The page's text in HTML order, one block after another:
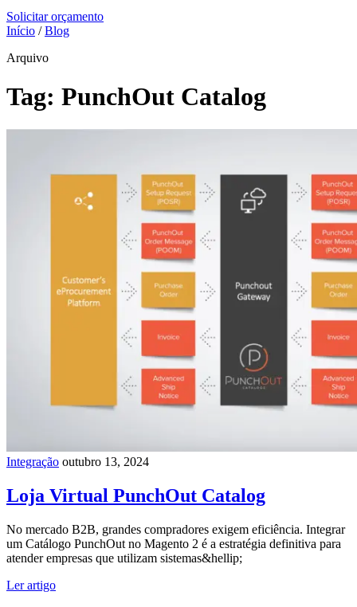
Solicitar orçamento
Início / Blog
Arquivo
Tag: PunchOut Catalog
Integração outubro 13, 2024
Loja Virtual PunchOut Catalog
No mercado B2B, grandes compradores exigem eficiência. Integrar
um Catálogo PunchOut no Magento 2 é a estratégia definitiva para
atender empresas que utilizam sistemas&hellip;
Ler artigo